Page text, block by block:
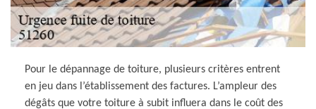
Pour le dépannage de toiture, plusieurs critères entrent
en jeu dans l’établissement des factures. L’ampleur des
dégâts que votre toiture à subit influera dans le coût des